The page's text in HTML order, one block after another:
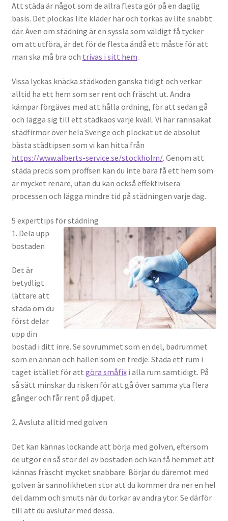
Att städa är något som de allra flesta gör på en daglig
basis. Det plockas lite kläder här och torkas av lite snabbt
där. Även om städning är en syssla som väldigt få tycker
om att utföra, är det för de flesta ändå ett måste för att
man ska må bra och trivas i sitt hem.
Vissa lyckas knäcka städkoden ganska tidigt och verkar
alltid ha ett hem som ser rent och fräscht ut. Andra
kämpar förgäves med att hålla ordning, för att sedan gå
och lägga sig till ett städkaos varje kväll. Vi har rannsakat
städfirmor över hela Sverige och plockat ut de absolut
bästa städtipsen som vi kan hitta från
https://www.alberts-service.se/stockholm/. Genom att
städa precis som proffsen kan du inte bara få ett hem som
är mycket renare, utan du kan också effektivisera
processen och lägga mindre tid på städningen varje dag.
5 experttips för städning
1. Dela upp
bostaden
Det är
betydligt
lättare att
städa om du
först delar
upp din
bostad i ditt inre. Se sovrummet som en del, badrummet
som en annan och hallen som en tredje. Städa ett rum i
taget istället för att göra småfixi alla rum samtidigt. På
så sätt minskar du risken för att gå över samma yta flera
gånger och får rent på djupet.
2. Avsluta alltid med golven
Det kan kännas lockande att börja med golven, eftersom
de utgör en så stor del av bostaden och kan få hemmet att
kännas fräscht mycket snabbare. Börjar du däremot med
golven är sannolikheten stor att du kommer dra ner en hel
del damm och smuts när du torkar av andra ytor. Se därför
till att du avslutar med dessa.